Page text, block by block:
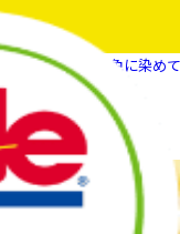
世界を明るいDole色に染め